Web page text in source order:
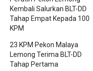
Kembali Salurkan BLT-DD
Tahap Empat Kepada 100
KPM
23 KPM Pekon Malaya
Lemong Terima BLT-DD
Tahap Pertama